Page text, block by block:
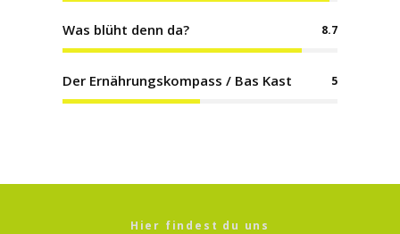
Was blüht denn da? 8.7
Der Ernährungskompass / Bas Kast 5
Hier findest du uns